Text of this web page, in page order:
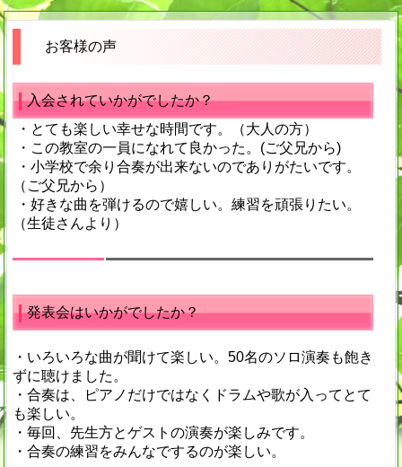
お客様の声
入会されていかがでしたか？
・とても楽しい幸せな時間です。（大人の方）
・この教室の一員になれて良かった。(ご父兄から)
・小学校で余り合奏が出来ないのでありがたいです。
（ご父兄から）
・好きな曲を弾けるので嬉しい。練習を頑張りたい。
（生徒さんより）
発表会はいかがでしたか？
・いろいろな曲が聞けて楽しい。50名のソロ演奏も飽き
ずに聴けました。
・合奏は、ピアノだけではなくドラムや歌が入ってとて
も楽しい。
・毎回、先生方とゲストの演奏が楽しみです。
・合奏の練習をみんなでするのが楽しい。